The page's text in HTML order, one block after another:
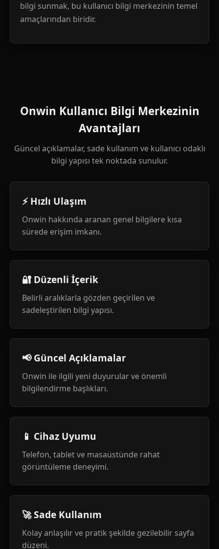
bilgi sunmak, bu kullanıcı bilgi merkezinin temel
amaçlarından biridir.
Onwin Kullanıcı Bilgi Merkezinin
Avantajları
Güncel açıklamalar, sade kullanım ve kullanıcı odaklı
bilgi yapısı tek noktada sunulur.
⚡ Hızlı Ulaşım
Onwin hakkında aranan genel bilgilere kısa
sürede erişim imkanı.
🔐 Düzenli İçerik
Belirli aralıklarla gözden geçirilen ve
sadeleştirilen bilgi yapısı.
📢 Güncel Açıklamalar
Onwin ile ilgili yeni duyurular ve önemli
bilgilendirme başlıkları.
📱 Cihaz Uyumu
Telefon, tablet ve masaüstünde rahat
görüntüleme deneyimi.
🚀 Sade Kullanım
Kolay anlaşılır ve pratik şekilde gezilebilir sayfa
düzeni.